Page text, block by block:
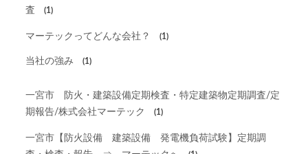
査
(1)
マーテックってどんな会社？ (1)
当社の強み (1)
一宮市 防火・建築設備定期検査・特定建築物定期調査/定
期報告/株式会社マーテック
(1)
一宮市【防火設備 建築設備 発電機負荷試験】定期調